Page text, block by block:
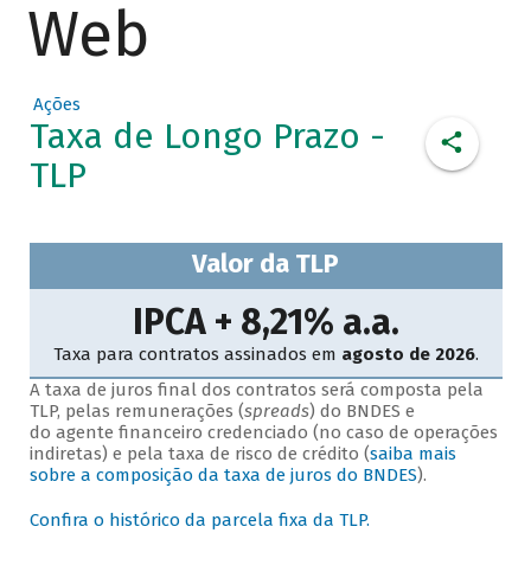
Web
Ações
Taxa de Longo Prazo -
TLP
A taxa de juros final dos contratos será composta pela
TLP, pelas remunerações (spreads) do BNDES e
do agente financeiro credenciado (no caso de operações
indiretas) e pela taxa de risco de crédito (saiba mais
sobre a composição da taxa de juros do BNDES).
Confira o histórico da parcela fixa da TLP.